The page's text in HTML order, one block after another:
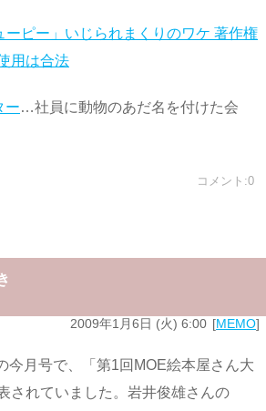
ーピー」いじられまくりのワケ 著作権
用は合法
ー…社員に動物のあだ名を付けた会
コメント:0
2009年1月6日 (火) 6:00 MEMO
今月号で、「第1回MOE絵本屋さん大
されていました。岩井俊雄さんの